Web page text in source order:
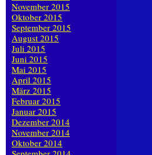
November 2015
Oktober 2015
September 2015
August 2015
Juli 2015
Juni 2015
Mai 2015
April 2015
März 2015
Februar 2015
Januar 2015
Dezember 2014
November 2014
Oktober 2014